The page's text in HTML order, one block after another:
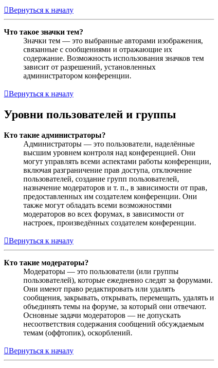
Вернуться к началу
Что такое значки тем?
Значки тем — это выбранные авторами изображения,
связанные с сообщениями и отражающие их
содержание. Возможность использования значков тем
зависит от разрешений, установленных
администратором конференции.
Вернуться к началу
Уровни пользователей и группы
Кто такие администраторы?
Администраторы — это пользователи, наделённые
высшим уровнем контроля над конференцией. Они
могут управлять всеми аспектами работы конференции,
включая разграничение прав доступа, отключение
пользователей, создание групп пользователей,
назначение модераторов и т. п., в зависимости от прав,
предоставленных им создателем конференции. Они
также могут обладать всеми возможностями
модераторов во всех форумах, в зависимости от
настроек, произведённых создателем конференции.
Вернуться к началу
Кто такие модераторы?
Модераторы — это пользователи (или группы
пользователей), которые ежедневно следят за форумами.
Они имеют право редактировать или удалять
сообщения, закрывать, открывать, перемещать, удалять и
объединять темы на форуме, за который они отвечают.
Основные задачи модераторов — не допускать
несоответствия содержания сообщений обсуждаемым
темам (оффтопик), оскорблений.
Вернуться к началу